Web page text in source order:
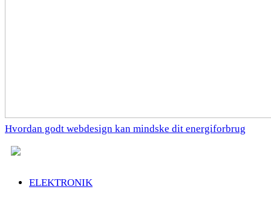
Hvordan godt webdesign kan mindske dit energiforbrug
ELEKTRONIK